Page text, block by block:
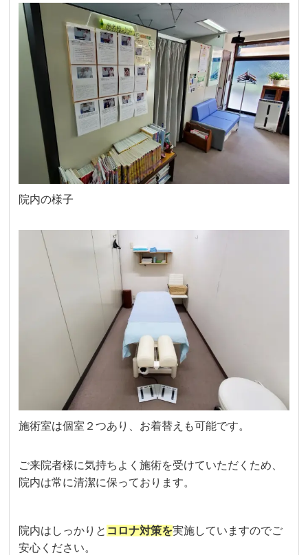
院内の様子
施術室は個室２つあり、お着替えも可能です。
ご来院者様に気持ちよく施術を受けていただくため、
院内は常に清潔に保っております。
院内はしっかりと コロナ対策を実施していますのでご
安心ください。